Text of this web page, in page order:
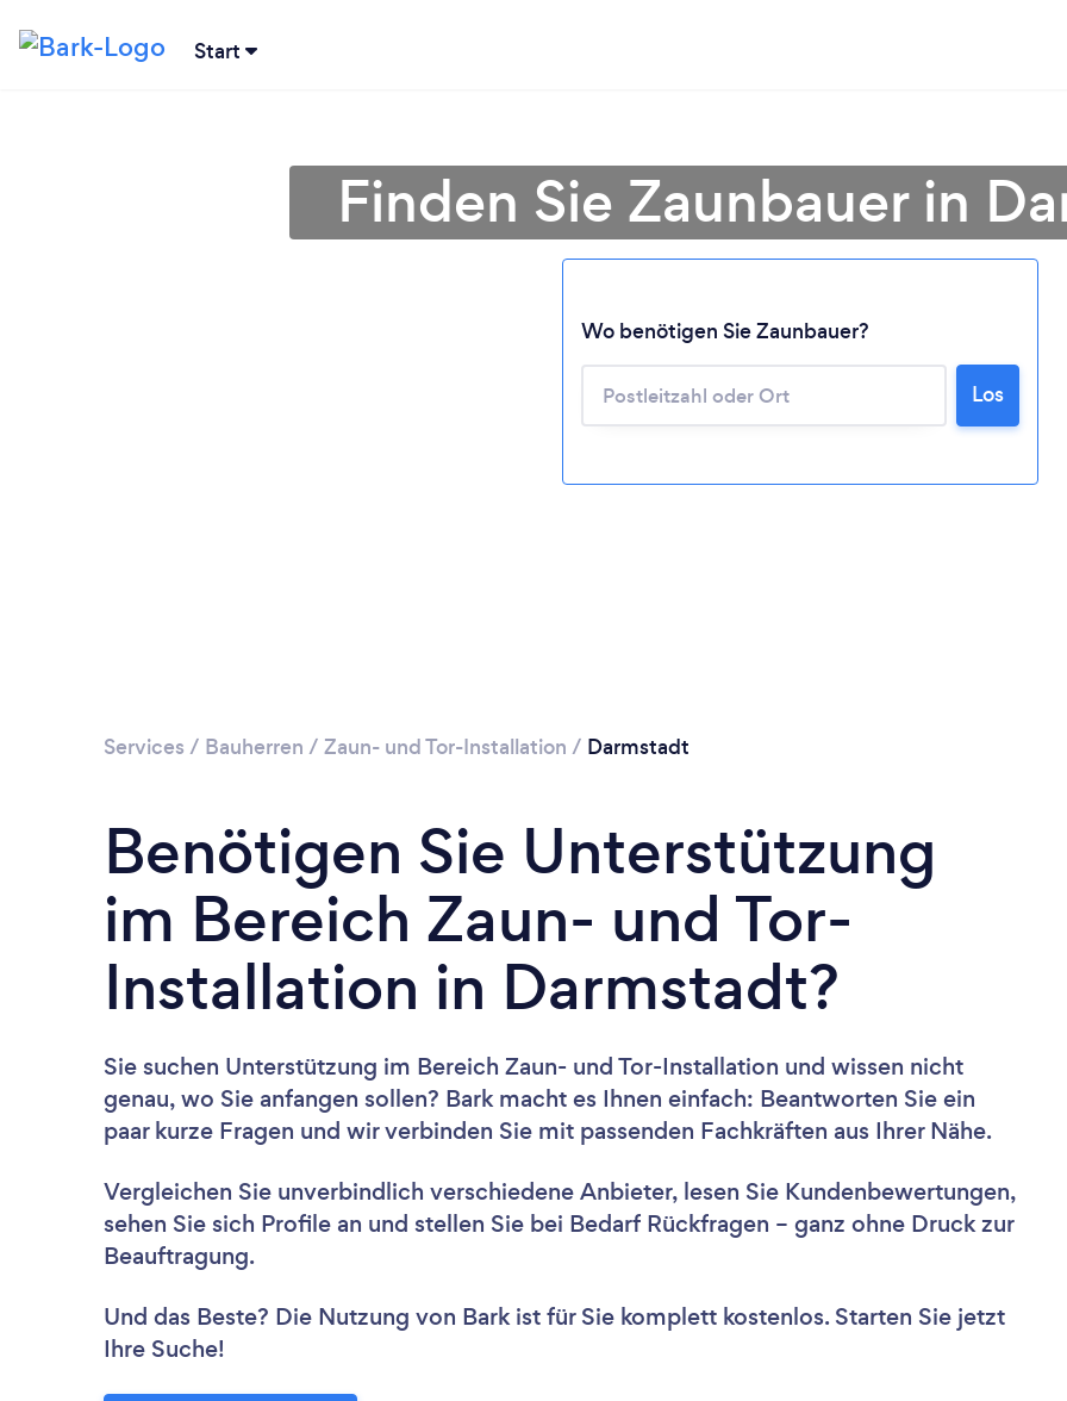
Start
Lädt ...
Finden Sie Zaunbauer in
Wo benötigen Sie Zaunbauer?
Los
Services / Bauherren / Zaun- und Tor-Installation / Darmstadt
Benötigen Sie Unterstützung
im Bereich Zaun- und Tor-
Installation in Darmstadt?
Sie suchen Unterstützung im Bereich Zaun- und Tor-Installation und wissen nicht
genau, wo Sie anfangen sollen? Bark macht es Ihnen einfach: Beantworten Sie ein
paar kurze Fragen und wir verbinden Sie mit passenden Fachkräften aus Ihrer Nähe.
Vergleichen Sie unverbindlich verschiedene Anbieter, lesen Sie Kundenbewertungen,
sehen Sie sich Profile an und stellen Sie bei Bedarf Rückfragen – ganz ohne Druck zur
Beauftragung.
Und das Beste? Die Nutzung von Bark ist für Sie komplett kostenlos. Starten Sie jetzt
Ihre Suche!